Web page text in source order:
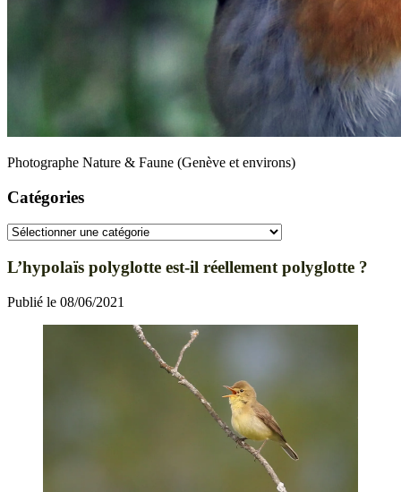
Photographe Nature & Faune (Genève et environs)
Catégories
Catégories
L’hypolaïs polyglotte est-il réellement polyglotte ?
Publié le 08/06/2021